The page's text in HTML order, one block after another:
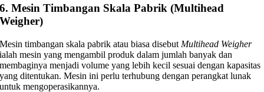
6. Mesin Timbangan Skala Pabrik (Multihead
Weigher)
Mesin timbangan skala pabrik atau biasa disebut Multihead Weigher
ialah mesin yang mengambil produk dalam jumlah banyak dan
membaginya menjadi volume yang lebih kecil sesuai dengan kapasitas
yang ditentukan. Mesin ini perlu terhubung dengan perangkat lunak
untuk mengoperasikannya.